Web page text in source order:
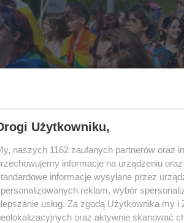
Użytkowniku,
naszych 1162 zaufanych partnerów oraz
informacje na urządzeniu
informacje wysyłane przez
reklam, wybór
usług. Za zgodą Użytkownika my
oraz aktywnie skanować